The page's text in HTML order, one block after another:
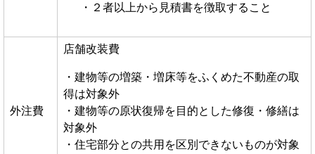
・２者以上から見積書を徴取すること
外注費
店舗改装費
・建物等の増築・増床等をふくめた不動産の取
得は対象外
・建物等の原状復帰を目的とした修復・修繕は
対象外
・住宅部分との共用を区別できないものが対象